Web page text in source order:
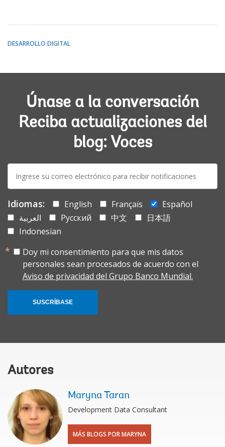
DESARROLLO DIGITAL
Únase a la conversación
Reciba actualizaciones del
blog: Voces
mail:
Idiomas: English Français
Español
العربية
Русский 中文
日本語
Indonesian
Doy mi consentimiento para que mis datos
personales sean procesados de acuerdo con el
Aviso de privacidad del Grupo Banco Mundial.
SUSCRÍBASE
Autores
Maryna Taran
Development Data Consultant
MÁS BLOGS POR MARYNA